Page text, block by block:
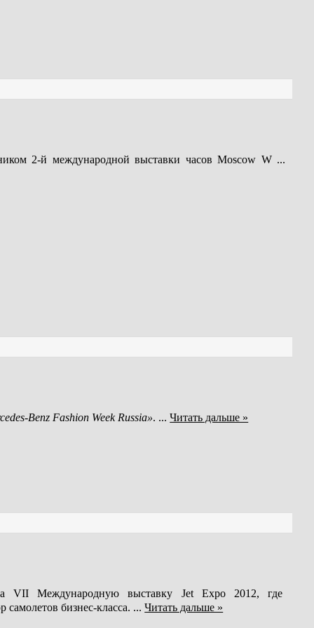
2-й международной выставки часов Moscow W ...
Benz Fashion Week Russia». ...Читать дальше »
VII Международную выставку Jet Expo 2012, где
бизнес-класса. ...Читать дальше »